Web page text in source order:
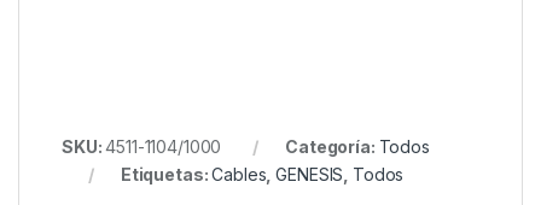
SKU:4511-1104/1000 Categoría: Todos
Etiquetas:Cables ,GENESIS Todos